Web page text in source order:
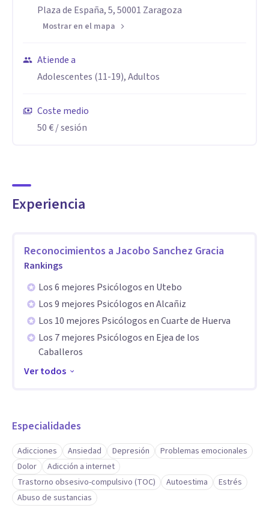
Plaza de España, 5, 50001 Zaragoza
Mostrar en el mapa
Atiende a
Adolescentes (11-19), Adultos
Coste medio
50 €/ sesión
Experiencia
Reconocimientos a Jacobo Sanchez Gracia
Rankings
Los 6 mejores Psicólogos en Utebo
Los 9 mejores Psicólogos en Alcañiz
Los 10 mejores Psicólogos en Cuarte de Huerva
Los 7 mejores Psicólogos en Ejea de los
Caballeros
Ver todos
Especialidades
Adicciones Ansiedad Depresión
Problemas emocionales
Dolor
Adicción a internet
Trastorno obsesivo-compulsivo (TOC)
Autoestima
Estrés
Abuso de sustancias